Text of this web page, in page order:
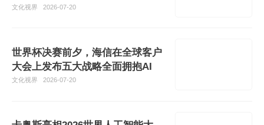
正合理的AI全球治理体系
文化视界 2026-07-20
世界杯决赛前夕，海信在全球客户
大会上发布五大战略全面拥抱AI
文化视界 2026-07-20